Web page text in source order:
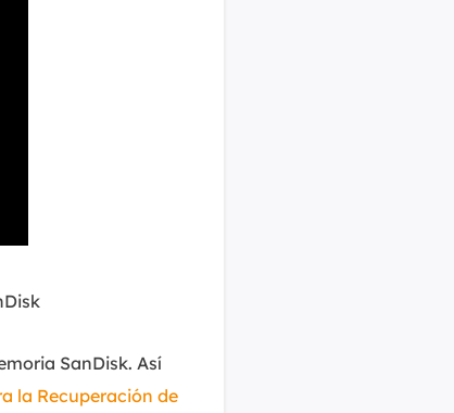
SanDisk. Así
la Recuperación de